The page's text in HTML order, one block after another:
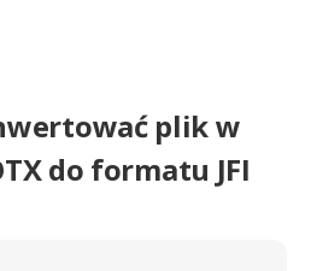
plik w
do formatu JFI